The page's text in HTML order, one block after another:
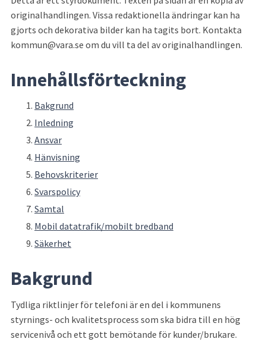
originalhandlingen. Vissa redaktionella ändringar kan ha
gjorts och dekorativa bilder kan ha tagits bort. Kontakta
kommun@vara.se om du vill ta del av originalhandlingen.
Innehållsförteckning
Bakgrund
Inledning
Ansvar
Hänvisning
Behovskriterier
Svarspolicy
Samtal
Mobil datatrafik/mobilt bredband
Säkerhet
Bakgrund
Tydliga riktlinjer för telefoni är en del i kommunens
styrnings- och kvalitetsprocess som ska bidra till en hög
servicenivå och ett gott bemötande för kunder/brukare.